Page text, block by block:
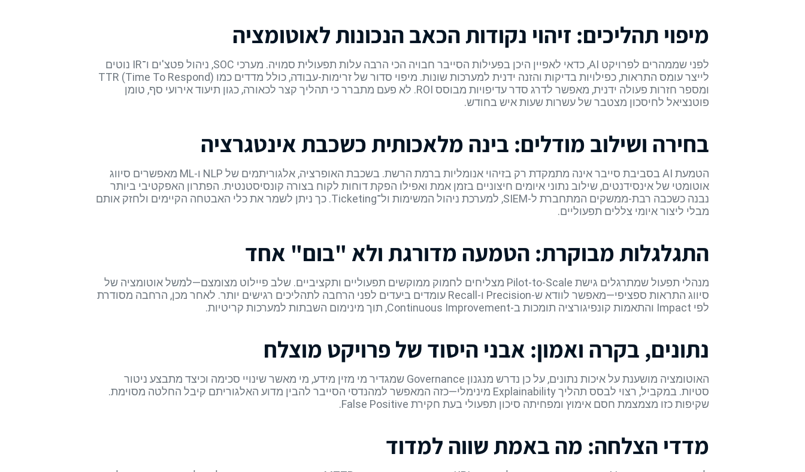
מיפוי תהליכים: זיהוי נקודות הכאב הנכונות לאוטומציה
לפני שממהרים לפרויקט AI, כדאי לאפיין היכן בפעילות הסייבר חבויה הכי הרבה עלות תפעולית סמויה. מערכי SOC, ניהול פטצ'ים ו־IR נוטים
לייצר עומס התראות, כפילויות בדיקות והזנה ידנית למערכות שונות. מיפוי סדור של זרימות-עבודה, כולל מדדים כמו TTR (Time To Respond)
ומספר חזרות פעולה ידנית, מאפשר לדרג סדר עדיפויות מבוסס ROI. לא פעם מתברר כי תהליך קצר לכאורה, כגון תיעוד אירועי סף, טומן
פוטנציאל לחיסכון מצטבר של עשרות שעות איש בחודש.
בחירה ושילוב מודלים: בינה מלאכותית כשכבת אינטגרציה
הטמעת AI בסביבת סייבר אינה מתמקדת רק בזיהוי אנומליות ברמת הרשת. בשכבת האופרציה, אלגוריתמים של NLP ו-ML מאפשרים סיווג
אוטומטי של אינסידנטים, שילוב נתוני איומים חיצוניים בזמן אמת ואפילו הפקת דוחות לקוח בצורה קונסיסטנטית. הפתרון האפקטיבי ביותר
נבנה כשכבה רבת-ממשקים המתחברת ל-SIEM, למערכת ניהול המשימות ול־Ticketing. כך ניתן לשמר את כלי האבטחה הקיימים ולחזק אותם
מבלי ליצור איומי צללים תפעוליים.
התגלגלות מבוקרת: הטמעה מדורגת ולא "בום" אחד
מנהלי תפעול שמתרגלים גישת Pilot-to-Scale מצליחים לחמוק ממוקשים תפעוליים ותקציביים. שלב פיילוט מצומצם—למשל אוטומציה של
סיווג התראות ספציפי—מאפשר לוודא ש-Precision ו-Recall עומדים ביעדים לפני הרחבה לתהליכים רגישים יותר. לאחר מכן, הרחבה מסודרת
לפי Impact והתאמות קונפיגורציה תומכות ב-Continuous Improvement, תוך מינימום השבתות למערכות קריטיות.
נתונים, בקרה ואמון: אבני היסוד של פרויקט מוצלח
האוטומציה מושענת על איכות נתונים, על כן נדרש מנגנון Governance שמגדיר מי מזין מידע, מי מאשר שינויי סכימה וכיצד מתבצע ניטור
סטיות. במקביל, רצוי לבסס תהליך Explainability מינימלי—כזה המאפשר למהנדסי הסייבר להבין מדוע האלגוריתם קיבל החלטה מסוימת.
שקיפות כזו מצמצמת חסם אימוץ ומפחיתה סיכון תפעולי בעת חקירת False Positive.
מדדי הצלחה: מה באמת שווה למדוד